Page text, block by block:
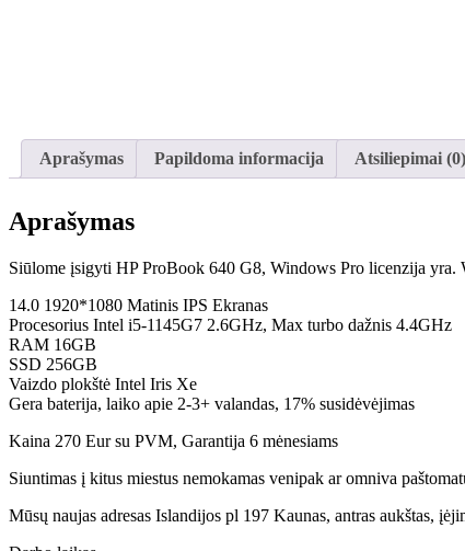
Aprašymas Papildoma informacija Atsiliepimai (0)
Aprašymas
Siūlome įsigyti HP ProBook 640 G8, Windows Pro licenzija yra.
14.0 1920*1080 Matinis IPS Ekranas
Procesorius Intel i5-1145G7 2.6GHz, Max turbo dažnis 4.4GHz
RAM 16GB
SSD 256GB
Vaizdo plokštė Intel Iris Xe
Gera baterija, laiko apie 2-3+ valandas, 17% susidėvėjimas
Kaina 270 Eur su PVM, Garantija 6 mėnesiams
Siuntimas į kitus miestus nemokamas venipak ar omniva
Mūsų naujas adresas Islandijos pl 197 Kaunas, antras aukštas,